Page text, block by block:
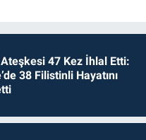
47 Kez İhlal Etti:
38 Filistinli Hayatını